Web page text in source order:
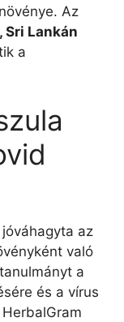
Az
Sri Lankán
a
az
való
a
és a vírus